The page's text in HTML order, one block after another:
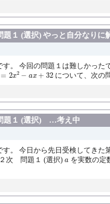
１ (選択) やっと自分なり
す。 今回の問題１は難しかっ
= 2x2 − ax + 32
2 x2− ax + 32
について、次の
題１ (選択) …考え中
す。 今日から先日受検してき
次 問題１ (選択) a
a を実数の